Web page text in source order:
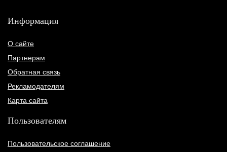
Информация
О сайте
Партнерам
Обратная связь
Рекламодателям
Карта сайта
Пользователям
Пользовательское соглашение